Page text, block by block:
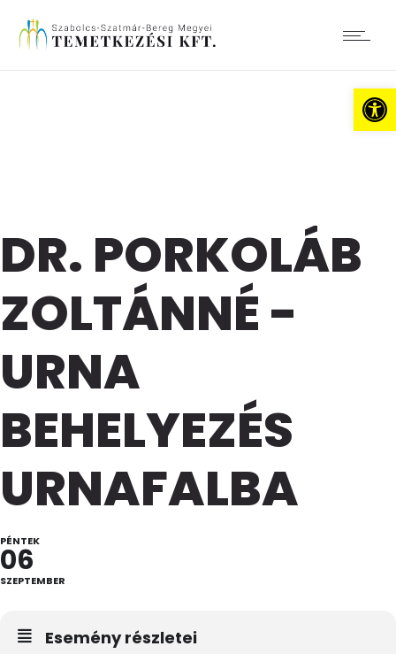
DR. PORKOLÁB
ZOLTÁNNÉ -
URNA
BEHELYEZÉS
URNAFALBA
PÉNTEK
06
SZEPTEMBER
Esemény részletei